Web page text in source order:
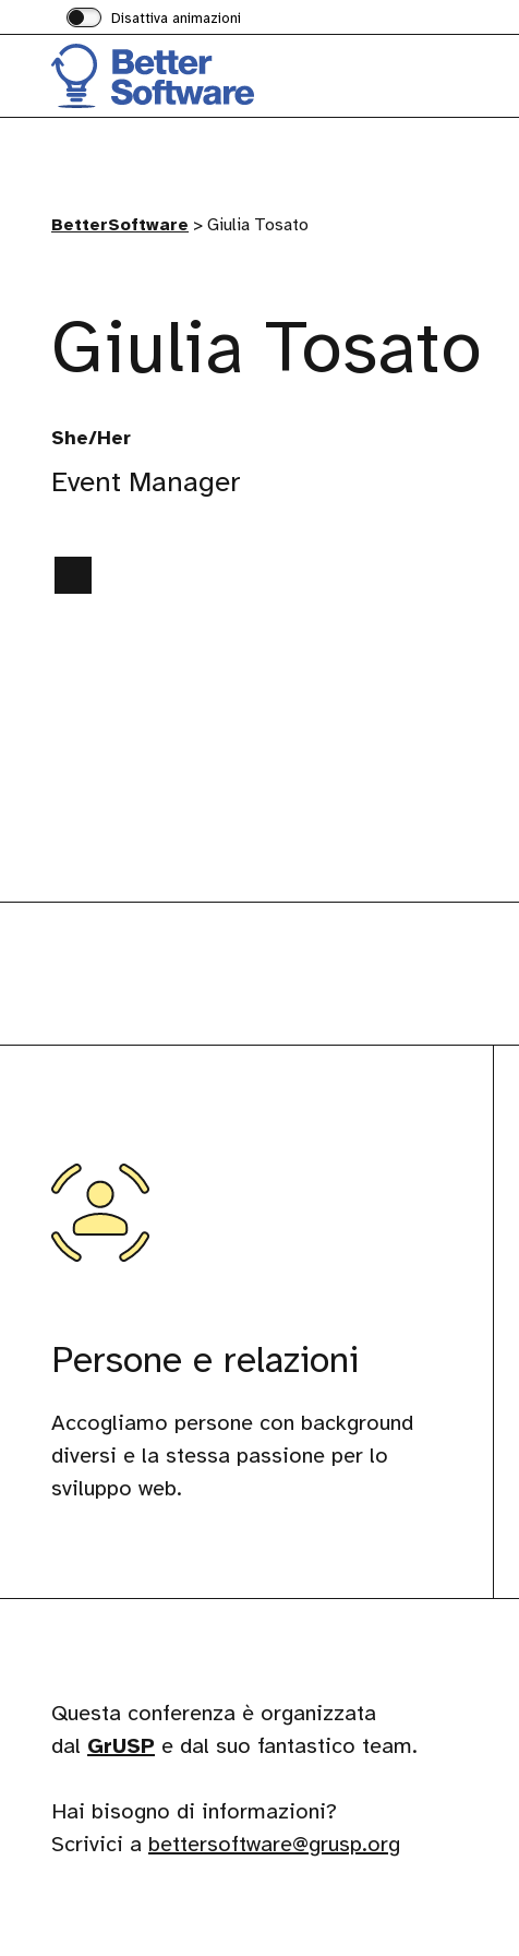
Disattiva animazioni
BetterSoftware >Giulia Tosato
Giulia Tosato
She/Her
Event Manager
Persone e relazioni
Accogliamo persone con background
diversi e la stessa passione per lo
sviluppo web.
Questa conferenza è organizzata
dal GrUSP e dal suo fantastico team.
Hai bisogno di informazioni?
Scrivici a bettersoftware@grusp.org